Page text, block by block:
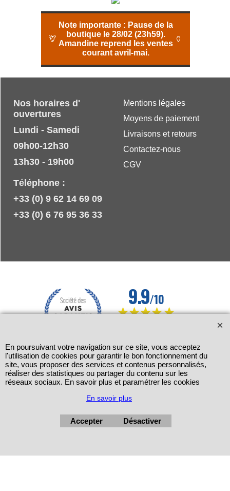
🦒
Note importante : Pause de la
boutique le 28/02 (23h59).
Amandine reprend les ventes
courant avril-mai.
🏺
Mentions légales
Moyens de paiement
Livraisons et retours
Contactez-nous
CGV
Nos horaires d'
ouvertures
Lundi - Samedi
09h00-12h30
13h30 - 19h00
Téléphone :
+33 (0) 9 62 14 69 09
+33 (0) 6 76 95 36 33
En poursuivant votre navigation sur ce site, vous acceptez
l'utilisation de cookies pour garantir le bon fonctionnement du
site, vous proposer des services et contenus personnalisés,
réaliser des statistiques ou partager du contenu sur les
réseaux sociaux. En savoir plus et paramétrer les cookies
En savoir plus
Accepter Désactiver